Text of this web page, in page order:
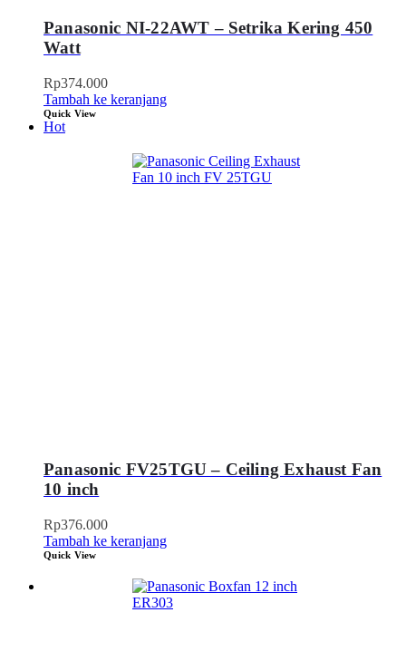
Panasonic NI-22AWT – Setrika Kering 450
Watt
Rp374.000
Tambah ke keranjang
Quick View
Hot
Panasonic FV25TGU – Ceiling Exhaust Fan
10 inch
Rp376.000
Tambah ke keranjang
Quick View